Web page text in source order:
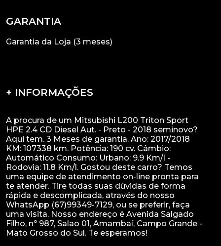
GARANTIA
Garantia da Loja (3 meses)
+ INFORMAÇÕES
A procura de um Mitsubishi L200 Triton Sport
HPE 2.4 CD Diesel Aut. - Preto - 2018 seminovo?
Aqui tem. 3 Meses de garantia. Ano: 2017/2018
KM: 107338 km. Potência: 190 cv. Câmbio:
Automático Consumo: Urbano: 9.9 Km/l -
Rodovia: 11.8 Km/l. Gostou deste carro? Temos
uma equipe de atendimento on-line pronta para
te atender. Tire todas suas dúvidas de forma
rápida e descomplicada, através do nosso
WhatsApp (67)99349-7129, ou se preferir, faça
uma visita. Nosso endereço é Avenida Salgado
Filho, nº 987, Salao 01, Amambaí, Campo Grande -